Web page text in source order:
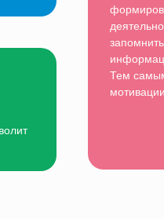
Тем